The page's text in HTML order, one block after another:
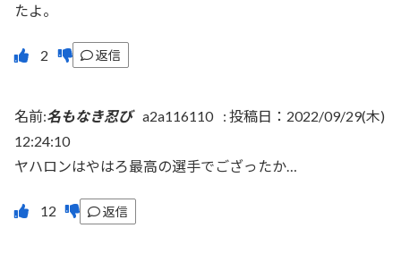
たよ。
返信
名前:名もなき忍び a2a116110 : 投稿日：2022/09/29(木)
12:24:10
ヤハロンはやはろ最高の選手でござったか…
返信